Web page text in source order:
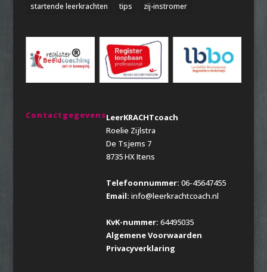
startende leerkrachten
tips zij-instromer
ContactgegevensLeerKRACHTcoach
Roelie Zijlstra
De Tsjems 7
8735 HX Itens
Telefoonnummer: 06-45647455
Email: info@leerkrachtcoach.nl
KvK-nummer: 64495035
Algemene Voorwaarden
Privacyverklaring